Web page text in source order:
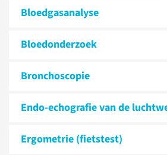
Bloedgas­analyse
Bloedonderzoek
Bronchoscopie
Endo-echografie van de
Ergometrie (fietstest)